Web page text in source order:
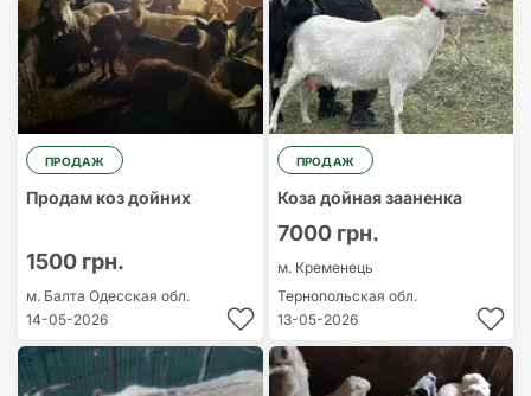
ПРОДАЖ
Продам коз дойних
1500 грн.
м. Балта Одесская обл.
14-05-2026
ПРОДАЖ
Коза дойная зааненка
7000 грн.
м. Кременець
Тернопольская обл.
13-05-2026